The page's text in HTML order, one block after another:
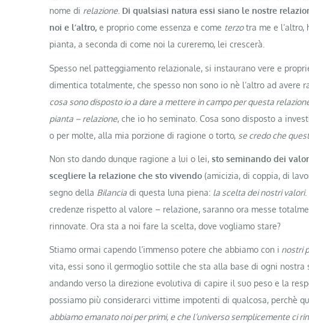
nome di relazione Di qualsiasi natura essi siano le nostre
noi e l’altro, e proprio come essenza e come terzotra me e l’altro,
pianta, a seconda di come noi la cureremo, lei crescerà.
Spesso nel patteggiamento relazionale, si instaurano vere e
dimentica totalmente, che spesso non sono io nè l’altro ad
cosa sono disposto io a dare a mettere in campo per questa
pianta – relazione, che io ho seminato. Cosa sono disposto a
o per molte, alla mia porzione di ragione o torto, se credo che
Non sto dando dunque ragione a lui o lei, sto seminando dei
scegliere la relazione che sto vivendo (amicizia, di coppia, di
segno della Bilancia di questa luna piena: la scelta dei nostri valori.
credenze rispetto al valore – relazione, saranno ora messe
rinnovate. Ora sta a noi fare la scelta, dove vogliamo stare?
Stiamo ormai capendo l’immenso potere che abbiamo con i nostri
vita, essi sono il germoglio sottile che sta alla base di ogni nostra
andando verso la direzione evolutiva di capire il suo peso e la
possiamo più considerarci vittime impotenti di qualcosa, perchè
abbiamo emanato noi per primi, e che l’universo semplicemente ci